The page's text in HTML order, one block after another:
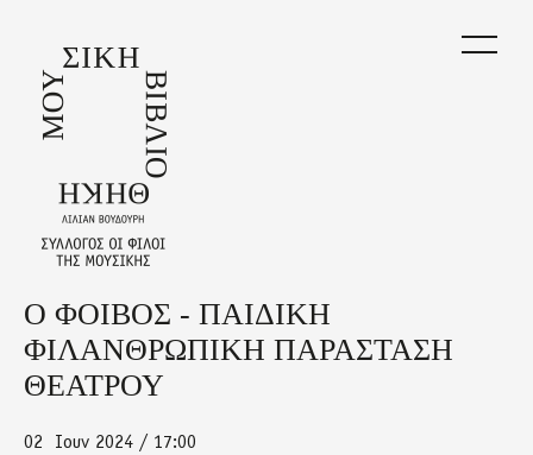
main
content
Back
to
top
Ο ΦΟΙΒΟΣ - ΠΑΙΔΙΚΗ
ΦΙΛΑΝΘΡΩΠΙΚΗ ΠΑΡΑΣΤΑΣΗ
ΘΕΑΤΡΟΥ
02
Ιουν 2024 / 17:00